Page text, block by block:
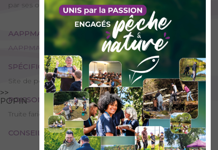
>>
POPIN
par ses ombres communs et ses truites de belles tailles.
AAPPMA GESTIONNAIRE
AAPPMA d'Ugine - La Gaule Uginoise
SPÉCIFICITÉS
Site de pêche - 1ère catégorie, Domaine public
POISSONS PRÉSENTS
Truite fario, Ombre commun, Truite arc-en-ciel
CONSEILS DE PÊCHE